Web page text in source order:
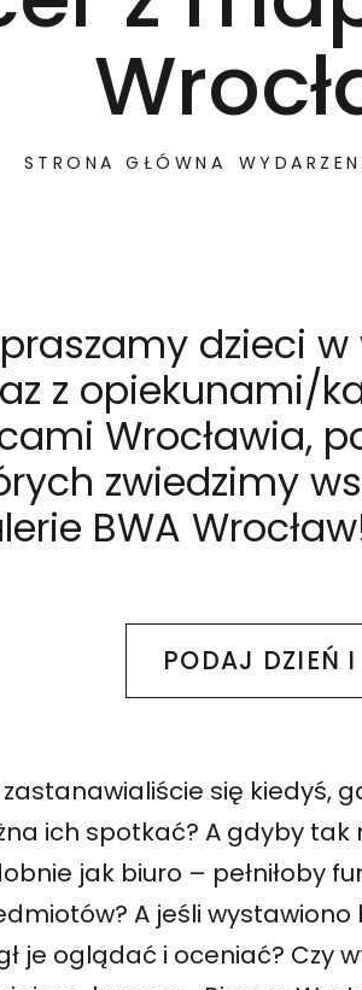
STRONA GŁÓWNA
z opiekunami/kami na spacery
dzieci w
z opiekunami/
Wrocławia,
zwiedzimy
BWA
PODAJ DZIEŃ I
zastanawialiście się kiedyś,
ich spotkać? A gdyby tak
jak biuro – pełniłoby
A jeśli
je oglądać i oceniać? Czy